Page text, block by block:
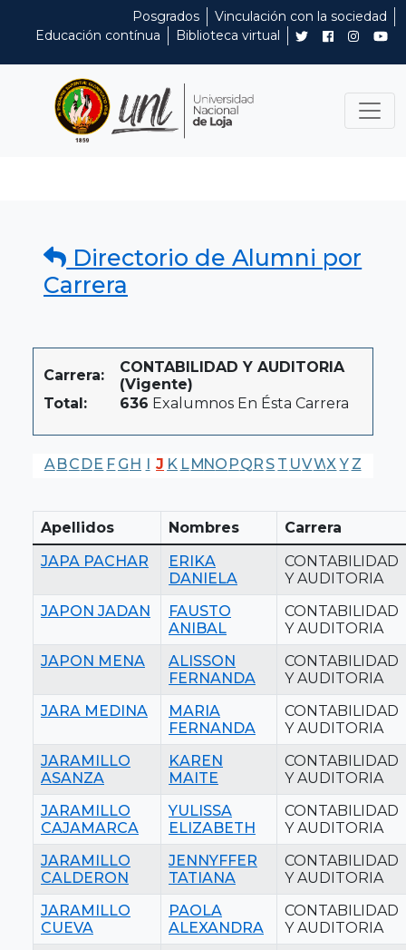
Posgrados
Vinculación con la sociedad
Educación contínua
Biblioteca virtual
Directorio de Alumni por
Carrera
Carrera:
CONTABILIDAD Y AUDITORIA
(Vigente)
Total:
636 Exalumnos En Ésta Carrera
A BC DE F G H I J K LMNO PQR S T UVWX Y Z
Apellidos Nombres
Carrera
JAPA PACHAR
ERIKA
DANIELA
CONTABILIDAD
Y AUDITORIA
JAPON JADAN
FAUSTO
ANIBAL
CONTABILIDAD
Y AUDITORIA
JAPON MENA
ALISSON
FERNANDA
CONTABILIDAD
Y AUDITORIA
JARA MEDINA
MARIA
FERNANDA
CONTABILIDAD
Y AUDITORIA
JARAMILLO
ASANZA
KAREN
MAITE
CONTABILIDAD
Y AUDITORIA
JARAMILLO
CAJAMARCA
YULISSA
ELIZABETH
CONTABILIDAD
Y AUDITORIA
JARAMILLO
CALDERON
JENNYFFER
TATIANA
CONTABILIDAD
Y AUDITORIA
JARAMILLO
CUEVA
PAOLA
ALEXANDRA
CONTABILIDAD
Y AUDITORIA